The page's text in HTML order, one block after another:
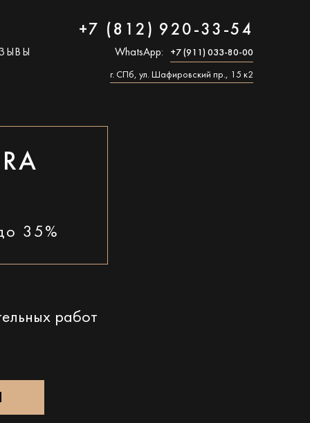
+7 (812) 920-33-54
WhatsApp: +7 (911) 033-80-00
г. СПб, ул. Шафировский пр., 15 к2
35%
работ